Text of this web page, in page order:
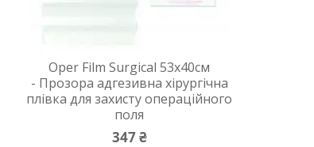
Oper Film Surgical 53х40см
- Прозора адгезивна хірургічна
плівка для захисту операційного
поля
347 ₴